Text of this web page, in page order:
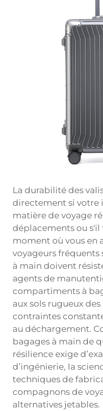
La durabilité des
directement si votre
matière de voyage
déplacements ou s'il
moment où vous en
voyageurs fréquents
à main doivent
agents de
compartiments à
aux sols rugueux
contraintes
au déchargement.
bagages à main de
résilience exige
d’ingénierie, la
techniques de
compagnons de
alternatives jetables.